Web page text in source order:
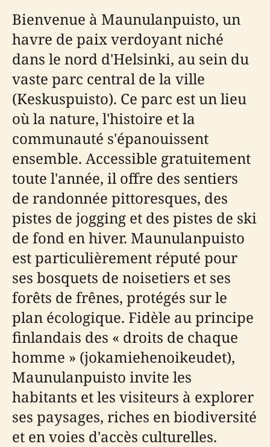
Bienvenue à Maunulanpuisto, un
havre de paix verdoyant niché
dans le nord d'Helsinki, au sein du
vaste parc central de la ville
(Keskuspuisto). Ce parc est un lieu
où la nature, l'histoire et la
communauté s'épanouissent
ensemble. Accessible gratuitement
toute l'année, il offre des sentiers
de randonnée pittoresques, des
pistes de jogging et des pistes de ski
de fond en hiver. Maunulanpuisto
est particulièrement réputé pour
ses bosquets de noisetiers et ses
forêts de frênes, protégés sur le
plan écologique. Fidèle au principe
finlandais des « droits de chaque
homme » (jokamiehenoikeudet),
Maunulanpuisto invite les
habitants et les visiteurs à explorer
ses paysages, riches en biodiversité
et en voies d'accès culturelles.